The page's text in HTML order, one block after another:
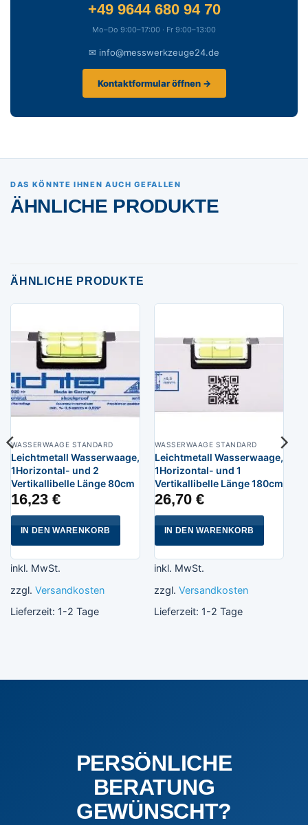
+49 9644 680 94 70
Mo–Do 9:00–17:00 · Fr 9:00–13:00
✉ info@messwerkzeuge24.de
Kontaktformular öffnen →
DAS KÖNNTE IHNEN AUCH GEFALLEN
ÄHNLICHE PRODUKTE
ÄHNLICHE PRODUKTE
WASSERWAAGE STANDARD
Leichtmetall Wasserwaage,
1Horizontal- und 2
Vertikallibelle Länge 80cm
16,23 €
IN DEN WARENKORB
inkl. MwSt.
zzgl. Versandkosten
Lieferzeit: 1-2 Tage
WASSERWAAGE STANDARD
Leichtmetall Wasserwaage,
1Horizontal- und 1
Vertikallibelle Länge 180cm
26,70 €
IN DEN WARENKORB
inkl. MwSt.
zzgl. Versandkosten
Lieferzeit: 1-2 Tage
PERSÖNLICHE
BERATUNG
GEWÜNSCHT?